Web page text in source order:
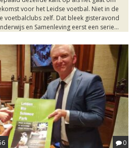
voor het Leidse voetbal. Niet in de
voetbalclubs zelf. Dat bleek gisteravond
en Samenleving eerst een serie...
0